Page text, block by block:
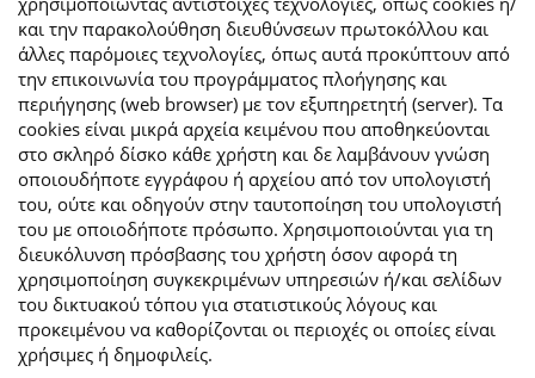
και την παρακολούθηση διευθύνσεων πρωτοκόλλου και
άλλες παρόμοιες τεχνολογίες, όπως αυτά προκύπτουν από
την επικοινωνία του προγράμματος πλοήγησης και
περιήγησης (web browser) με τον εξυπηρετητή (server). Τα
cookies είναι μικρά αρχεία κειμένου που αποθηκεύονται
στο σκληρό δίσκο κάθε χρήστη και δε λαμβάνουν γνώση
οποιουδήποτε εγγράφου ή αρχείου από τον υπολογιστή
του, ούτε και οδηγούν στην ταυτοποίηση του υπολογιστή
του με οποιοδήποτε πρόσωπο. Χρησιμοποιούνται για τη
διευκόλυνση πρόσβασης του χρήστη όσον αφορά τη
χρησιμοποίηση συγκεκριμένων υπηρεσιών ή/και σελίδων
του δικτυακού τόπου για στατιστικούς λόγους και
προκειμένου να καθορίζονται οι περιοχές οι οποίες είναι
χρήσιμες ή δημοφιλείς.